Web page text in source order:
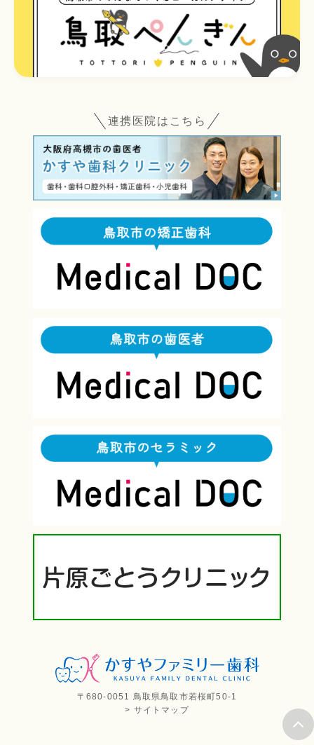
連携医院はこちら
〒680-0051 鳥取県鳥取市若桜町50-1
> サイトマップ